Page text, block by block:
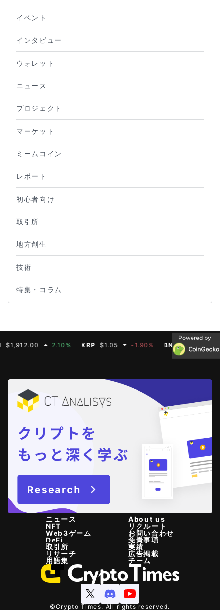
イベント
インタビュー
ウォレット
ニュース
プロジェクト
マーケット
ミームコイン
レポート
初心者向け
取引所
地方創生
技術
特集・コラム
2.10% XRP $1.05 -1.90% BNB $594.93 -
Powered by
ニュース
NFT
Web3ゲーム
DeFi
取引所
リサーチ
用語集
About us
リクルート
お問い合わせ
免責事項
実績
広告掲載
チーム
©Crypto Times. All rights reserved.